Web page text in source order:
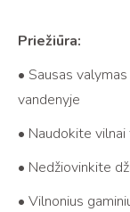
Priežiūra:
• Sausas
vandenyje
• Naudokite
• Nedžiovinkite
• Vilnonius